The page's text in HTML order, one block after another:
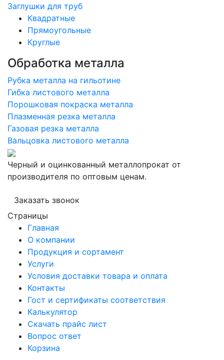
Заглушки для труб
Квадратные
Прямоугольные
Круглые
Обработка металла
Рубка металла на гильотине
Гибка листового металла
Порошковая покраска металла
Плазменная резка металла
Газовая резка металла
Вальцовка листового металла
Черный и оцинкованный металлопрокат от
производителя по оптовым ценам.
Заказать звонок
Страницы
Главная
О компании
Продукция и сортамент
Услуги
Условия доставки товара и оплата
Контакты
Гост и сертификаты соответствия
Калькулятор
Скачать прайс лист
Вопрос ответ
Корзина